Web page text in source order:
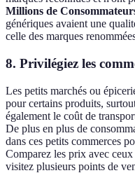
Millions de
génériques avaient une
celle des marques
8. Privilégiez les
Les petits marchés ou
pour certains produits,
également le coût de
De plus en plus de
dans ces petits commerces
Comparez les prix avec
visitez plusieurs points de